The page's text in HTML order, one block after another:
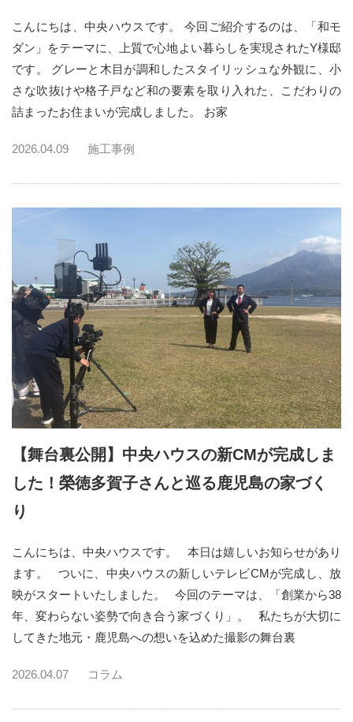
こんにちは、中央ハウスです。 今回ご紹介するのは、「和モ
ダン」をテーマに、上質で心地よい暮らしを実現されたY様邸
です。 グレーと木目が調和したスタイリッシュな外観に、小
さな吹抜けや格子戸など和の要素を取り入れた、こだわりの
詰まったお住まいが完成しました。 お家
2026.04.09 施工事例
【舞台裏公開】中央ハウスの新CMが完成しま
した！榮徳多賀子さんと巡る鹿児島の家づく
り
こんにちは、中央ハウスです。 本日は嬉しいお知らせがあり
ます。 ついに、中央ハウスの新しいテレビCMが完成し、放
映がスタートいたしました。 今回のテーマは、「創業から38
年、変わらない姿勢で向き合う家づくり」。 私たちが大切に
してきた地元・鹿児島への想いを込めた撮影の舞台裏
2026.04.07 コラム